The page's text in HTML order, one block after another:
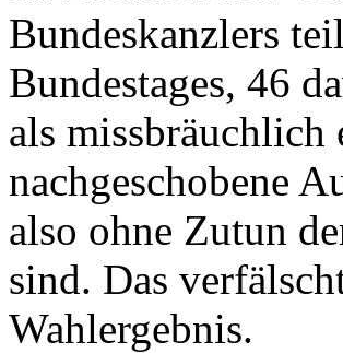
Bundeskanzlers
Bundestages, 46
als
nachgeschobene
also ohne Zutun
sind. Das
Wahlergebnis.